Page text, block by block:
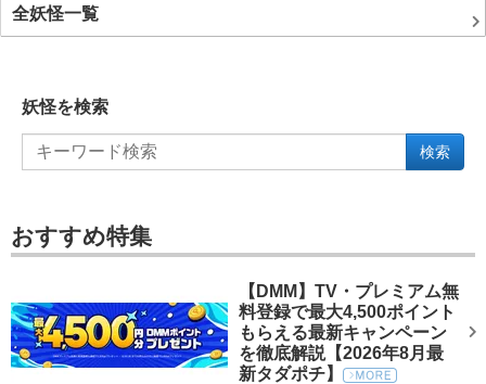
全妖怪一覧
妖怪を検索
検索
おすすめ特集
【DMM】TV・プレミアム無
料登録で最大4,500ポイント
もらえる最新キャンペーン
を徹底解説【2026年8月最
新タダポチ】